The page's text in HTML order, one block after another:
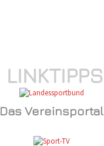
LINKTIPPS
Das Vereinsportal